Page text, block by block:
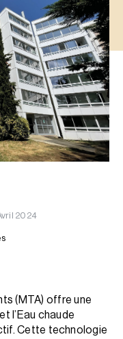
2024
(MTA) offre une
l’Eau chaude
Cette technologie